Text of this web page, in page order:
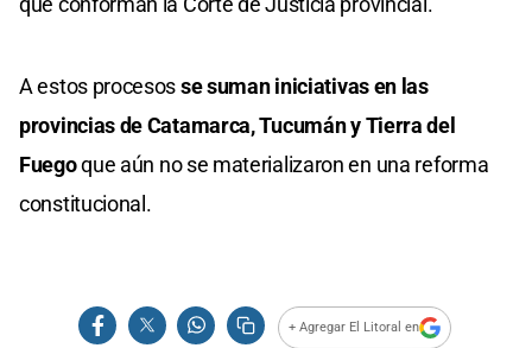
A estos procesosse suman iniciativas en las
provincias de Catamarca, Tucumán y Tierra del
Fuegoque aún no se materializaron en una reforma
constitucional.
+ Agregar El Litoral en